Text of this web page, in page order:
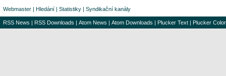
Webmaster | Hledání | Statistiky | Syndikační kanály
RSS News | RSS Downloads | Atom News | Atom Downloads | Plucker Text | Plucker Color